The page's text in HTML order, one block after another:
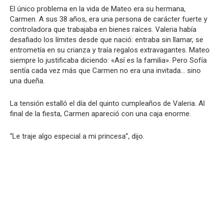
El único problema en la vida de Mateo era su hermana,
Carmen. A sus 38 años, era una persona de carácter fuerte y
controladora que trabajaba en bienes raíces. Valeria había
desafiado los límites desde que nació: entraba sin llamar, se
entrometía en su crianza y traía regalos extravagantes. Mateo
siempre lo justificaba diciendo: «Así es la familia». Pero Sofía
sentía cada vez más que Carmen no era una invitada… sino
una dueña.
La tensión estalló el día del quinto cumpleaños de Valeria. Al
final de la fiesta, Carmen apareció con una caja enorme.
“Le traje algo especial a mi princesa”, dijo.